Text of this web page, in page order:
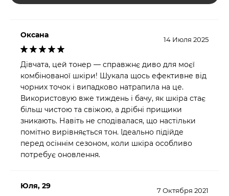
дерева, обладающего выраженным антисептическим,
противовоспалительным, обезболивающим и
бактерицидным эффектом, а также нормализует
работу сальных желез. Удалить излишки кожного
сала, устранить шелушение, улучшить защитный
барьер, а также повысить клеточный иммунитет,
одновременно усилив регенерацию эпидермиса
помогает ансамбль экстрактов папайи, семян
чечевицы, ласточкиного гнезда и лотоса.
Препятствуют преждевременному старению,
компоненты, как аденозин и ниацинамид,
Оксана 14 Июля 2025
Дівчата, цей тонер — справжнє диво для моєї
комбінованої шкіри! Шукала щось ефективне від
чорних точок і випадково натрапила на це.
Використовую вже тиждень і бачу, як шкіра стає
більш чистою та свіжою, а дрібні прищики
зникають. Навіть не сподівалася, що настільки
помітно вирівняється тон. Ідеально підійде
перед осіннім сезоном, коли шкіра особливо
потребує оновлення.
Юля, 29 7 Октября 2021